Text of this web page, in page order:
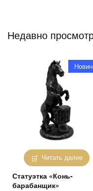
Недавно
Читать далее
Статуэтка «Конь-
барабанщик»